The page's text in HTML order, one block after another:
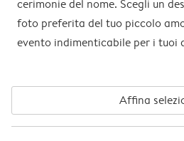
cerimonie del nome. Scegli un
foto preferita del tuo piccolo
evento indimenticabile per i tuoi
Affina